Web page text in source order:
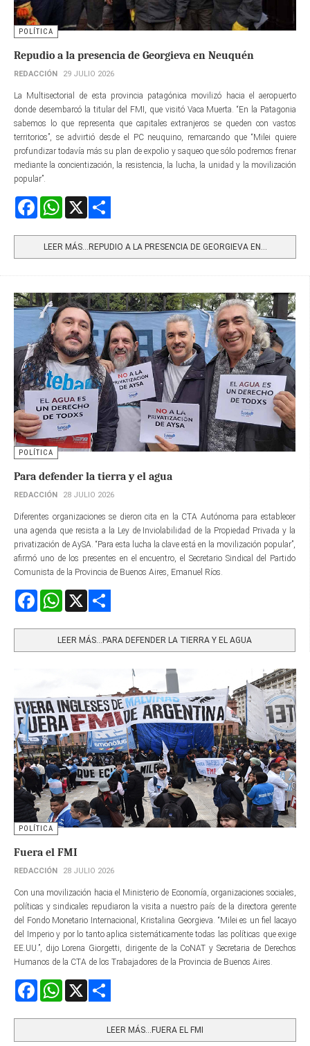
POLÍTICA
Repudio a la presencia de Georgieva en Neuquén
REDACCIÓN 29 JULIO 2026
La Multisectorial de esta provincia patagónica movilizó hacia el aeropuerto
donde desembarcó la titular del FMI, que visitó Vaca Muerta. “En la Patagonia
sabemos lo que representa que capitales extranjeros se queden con vastos
territorios”, se advirtió desde el PC neuquino, remarcando que “Milei quiere
profundizar todavía más su plan de expolio y saqueo que sólo podremos frenar
mediante la concientización, la resistencia, la lucha, la unidad y la movilización
popular”.
FacebookWhatsApp
LEER MÁS…REPUDIO A LA PRESENCIA DE GEORGIEVA EN...
POLÍTICA
Para defender la tierra y el agua
REDACCIÓN 28 JULIO 2026
Diferentes organizaciones se dieron cita en la CTA Autónoma para establecer
una agenda que resista a la Ley de Inviolabilidad de la Propiedad Privada y la
privatización de AySA. “Para esta lucha la clave está en la movilización popular”,
afirmó uno de los presentes en el encuentro, el Secretario Sindical del Partido
Comunista de la Provincia de Buenos Aires, Emanuel Ríos.
FacebookWhatsApp
LEER MÁS…PARA DEFENDER LA TIERRA Y EL AGUA
POLÍTICA
Fuera el FMI
REDACCIÓN 28 JULIO 2026
Con una movilización hacia el Ministerio de Economía, organizaciones sociales,
políticas y sindicales repudiaron la visita a nuestro país de la directora gerente​
del Fondo Monetario Internacional, Kristalina Georgieva. “Milei es un fiel lacayo
del Imperio y por lo tanto aplica sistemáticamente todas las políticas que exige
EE.UU.”, dijo Lorena Giorgetti, dirigente de la CoNAT y Secretaria de Derechos
Humanos de la CTA de los Trabajadores de la Provincia de Buenos Aires.
FacebookWhatsApp
LEER MÁS…FUERA EL FMI